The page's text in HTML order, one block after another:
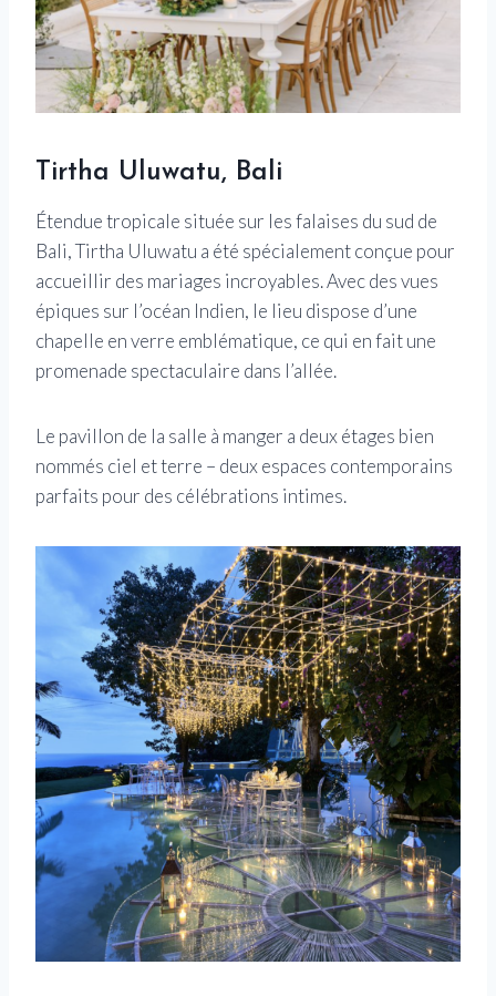
Tirtha Uluwatu, Bali
Étendue tropicale située sur les falaises du sud de
Bali, Tirtha Uluwatu a été spécialement conçue pour
accueillir des mariages incroyables. Avec des vues
épiques sur l’océan Indien, le lieu dispose d’une
chapelle en verre emblématique, ce qui en fait une
promenade spectaculaire dans l’allée.
Le pavillon de la salle à manger a deux étages bien
nommés ciel et terre – deux espaces contemporains
parfaits pour des célébrations intimes.